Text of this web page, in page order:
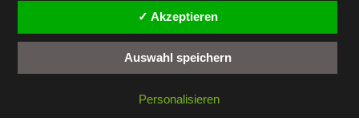
FACEBOOK PINTEREST
EMAIL
INSTAGRAM
© cookiteasy.at by Simone Kemptner | powered byECKER Digital IT Solutions
✓ Akzeptieren
Auswahl speichern
Personalisieren